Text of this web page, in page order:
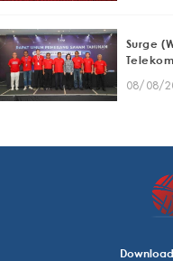
Surge
08/08/